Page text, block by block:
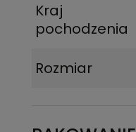
Kraj
pochodzenia
Rozmiar